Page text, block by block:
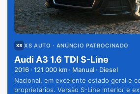
XS AUTO · ANÚNCIO PATROCINADO
Audi A3 1.6 TDI S-Line
2016 · 121 000 km · Manual · Diesel
Nacional, em excelente estado geral e
proprietários. Versão S-Line interior e